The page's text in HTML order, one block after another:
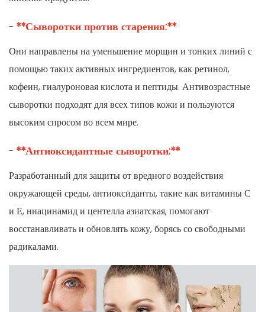
- **Сыворотки против старения:**
Они направлены на уменьшение морщин и тонких линий с
помощью таких активных ингредиентов, как ретинол,
кофеин, гиалуроновая кислота и пептиды. Антивозрастные
сыворотки подходят для всех типов кожи и пользуются
высоким спросом во всем мире.
- **Антиоксидантные сыворотки:**
Разработанный для защиты от вредного воздействия
окружающей среды, антиоксиданты, такие как витамины С
и Е, ниацинамид и центелла азиатская, помогают
восстанавливать и обновлять кожу, борясь со свободными
радикалами.